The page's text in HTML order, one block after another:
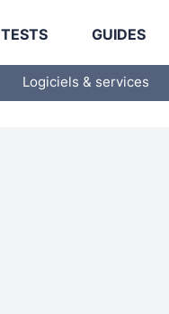
TESTS GUIDES
Logiciels & services